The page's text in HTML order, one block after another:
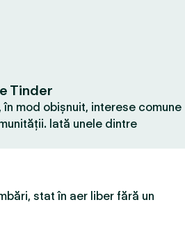
Tinder
mod obișnuit, interese comune
Iată unele dintre
stat în aer liber fără un